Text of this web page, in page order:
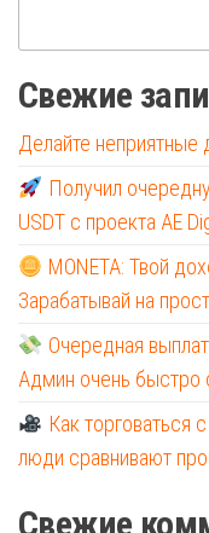
Свежие
Делайте неприятные
Получил
USDT с проекта AE
MONETA: Твой
Зарабатывай на
Очередная
Админ очень быстро
Как торговаться
люди сравнивают
Свежие